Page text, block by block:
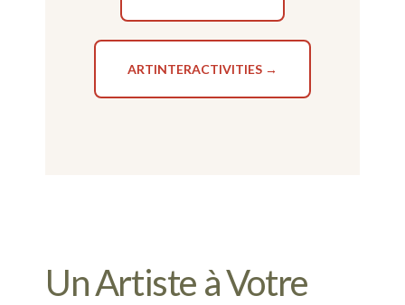
ARTINTERACTIVITIES →
Un Artiste à Votre